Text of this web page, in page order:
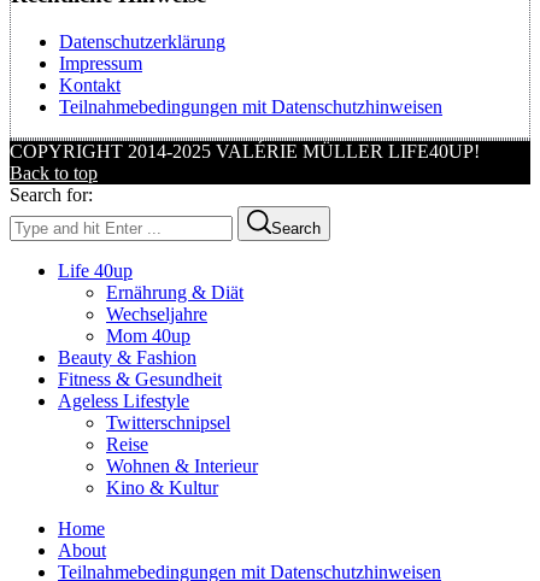
Datenschutzerklärung
Impressum
Kontakt
Teilnahmebedingungen mit Datenschutzhinweisen
COPYRIGHT 2014-2025 VALÉRIE MÜLLER LIFE40UP!
Back to top
Search for:
Search
Life 40up
Ernährung & Diät
Wechseljahre
Mom 40up
Beauty & Fashion
Fitness & Gesundheit
Ageless Lifestyle
Twitterschnipsel
Reise
Wohnen & Interieur
Kino & Kultur
Home
About
Teilnahmebedingungen mit Datenschutzhinweisen